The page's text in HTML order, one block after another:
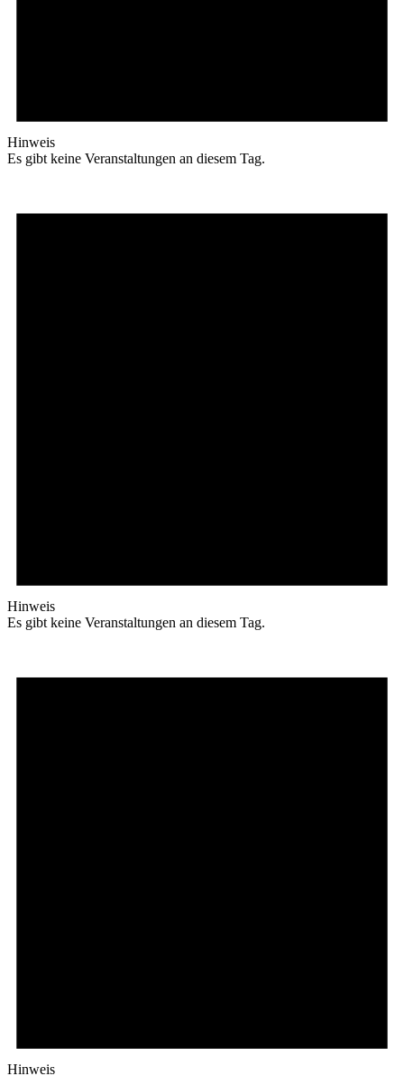
Hinweis
Es gibt keine Veranstaltungen an diesem Tag.
Hinweis
Es gibt keine Veranstaltungen an diesem Tag.
Hinweis